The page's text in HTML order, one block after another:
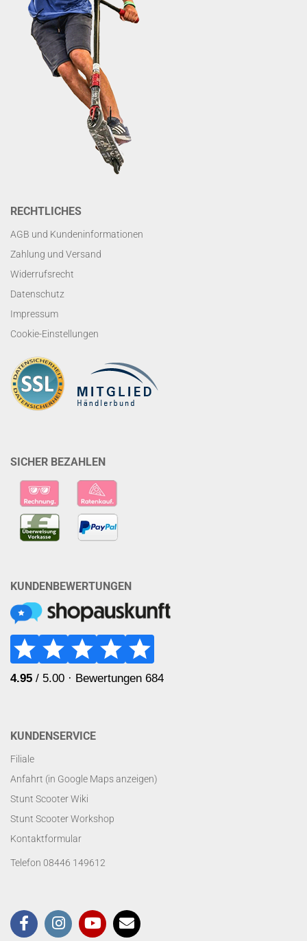
RECHTLICHES
AGB und Kundeninformationen
Zahlung und Versand
Widerrufsrecht
Datenschutz
Impressum
Cookie-Einstellungen
SICHER BEZAHLEN
KUNDENBEWERTUNGEN
KUNDENSERVICE
Filiale
Anfahrt (in Google Maps anzeigen)
Stunt Scooter Wiki
Stunt Scooter Workshop
Kontaktformular
Telefon 08446 149612